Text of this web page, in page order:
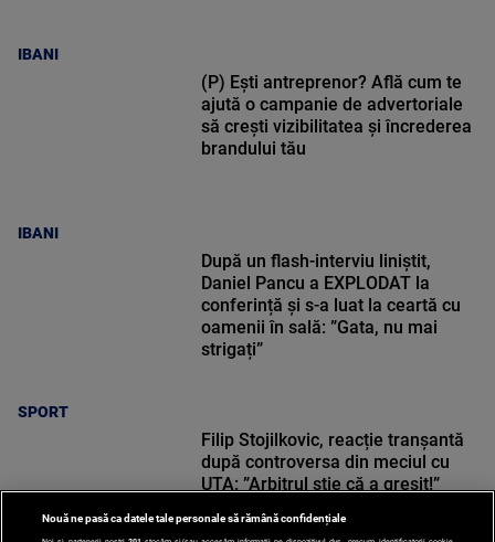
IBANI
IBANI
(P) Ești antreprenor? Află cum te
ajută o campanie de advertoriale
să crești vizibilitatea și încrederea
brandului tău
SPORT
După un flash-interviu liniștit,
Daniel Pancu a EXPLODAT la
conferință și s-a luat la ceartă cu
oamenii în sală: ”Gata, nu mai
strigați”
Filip Stojilkovic, reacție tranșantă
după controversa din meciul cu
UTA: ”Arbitrul știe că a greșit!”
Nouă ne pasă ca datele tale personale să rămână confidențiale